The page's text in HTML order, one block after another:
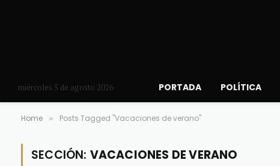
miércoles 5 de agosto 2026 PORTADA POLÍTICA
Home » Posts Tagged "Vacaciones de verano"
SECCIÓN: VACACIONES DE VERANO